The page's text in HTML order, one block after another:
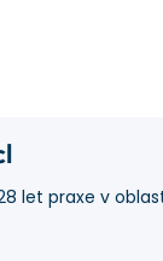
let praxe v